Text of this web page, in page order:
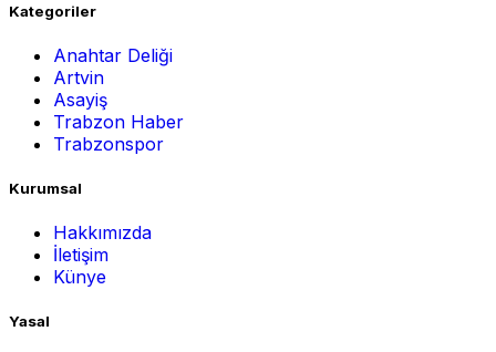
Kategoriler
Anahtar Deliği
Artvin
Asayiş
Trabzon Haber
Trabzonspor
Kurumsal
Hakkımızda
İletişim
Künye
Yasal